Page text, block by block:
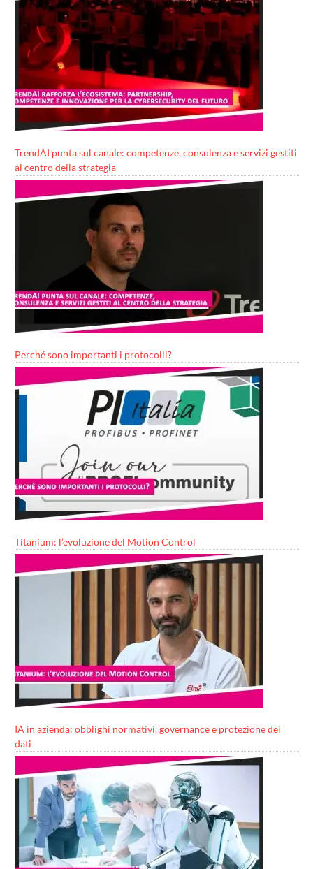
TrendAI punta sul canale: competenze, consulenza e servizi gestiti
al centro della strategia
Perché sono importanti i protocolli?
Titanium: l’evoluzione del Motion Control
IA in azienda: obblighi normativi, governance e protezione dei
dati